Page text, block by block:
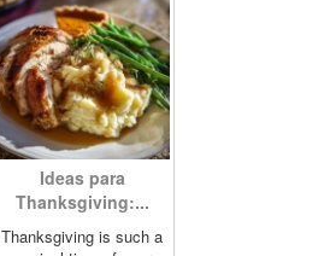
Ideas para
Thanksgiving:...
Thanksgiving is such a